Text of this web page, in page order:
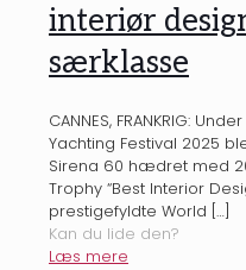
interiør
særklasse
CANNES, FRANKRIG:
Yachting Festival 2025
Sirena 60 hædret med
Trophy “Best Interior
prestigefyldte World […]
Kan du lide den?
Læs mere